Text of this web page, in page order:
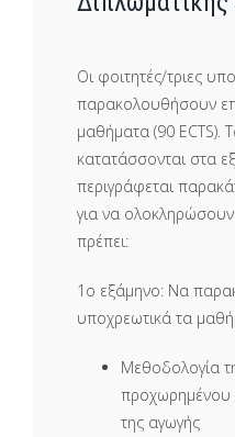
Οι φοιτητές/τριες
παρακολουθήσουν
μαθήματα (90 ECTS).
κατατάσσονται στα
περιγράφεται
για να
πρέπει:
1ο εξάμηνο: Να
υποχρεωτικά τα
Μεθοδολογία
προχωρημένου
της αγωγής